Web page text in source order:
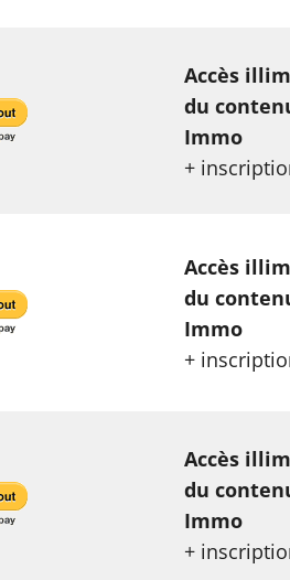
Accès
du
Immo
+
Accès
du
Immo
+
Accès
du
Immo
+